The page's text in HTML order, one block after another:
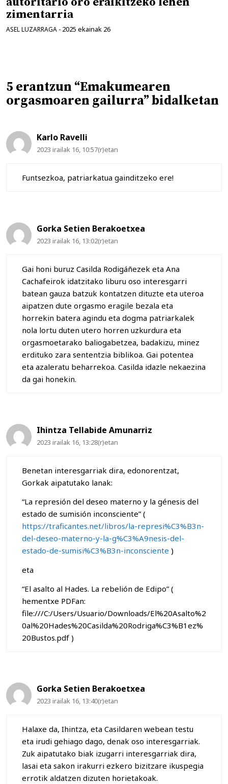
zimentarria
ASEL LUZARRAGA - 2025 ekainak 26
5 erantzun “Emakumearen
orgasmoaren gailurra” bidalketan
Karlo Ravelli
2023 irailak 16, 10:57(r)etan
Funtsezkoa, patriarkatua gainditzeko ere!
Gorka Setien Berakoetxea
2023 irailak 16, 13:02(r)etan
Gai honi buruz Casilda Rodigáñezek eta Ana
Cachafeirok idatzitako liburu oso interesgarri
batean gauza batzuk kontatzen dituzte eta uteroa
aipatzen dute orgasmo eragile bezala eta
horrekin batera agindu eta dogma patriarkalek
nola lortu duten utero horren uzkurdura eta
orgasmoetarako baliogabetzea, badakizu, minez
erdituko zara sententzia biblikoa. Gai potentea
eta azaleratu beharrekoa. Casilda idazle nekaezina
da gai honekin.
Ihintza Tellabide Amunarriz
2023 irailak 16, 13:28(r)etan
Benetan interesgarriak dira, edonorentzat,
Gorkak aipatutako lanak:
“La represión del deseo materno y la génesis del
estado de sumisión inconsciente” (
https://traficantes.net/libros/la-represi%C3%B3n-
del-deseo-materno-y-la-g%C3%A9nesis-del-
estado-de-sumisi%C3%B3n-inconsciente )
eta
“El asalto al Hades. La rebelión de Edipo” (
hementxe PDFan:
file:///C:/Users/Usuario/Downloads/El%20Asalto%2
0al%20Hades%20Casilda%20Rodriga%C3%B1ez%
20Bustos.pdf )
Gorka Setien Berakoetxea
2023 irailak 16, 13:40(r)etan
Halaxe da, Ihintza, eta Casildaren webean testu
eta irudi gehiago dago, denak oso interesgarriak.
Zuk aipatutako biak izugarri interesgarriak dira,
lasai eta sakon irakurri ezkero bizitzare ikuspegia
errotik aldatzen dizuten horietakoak.